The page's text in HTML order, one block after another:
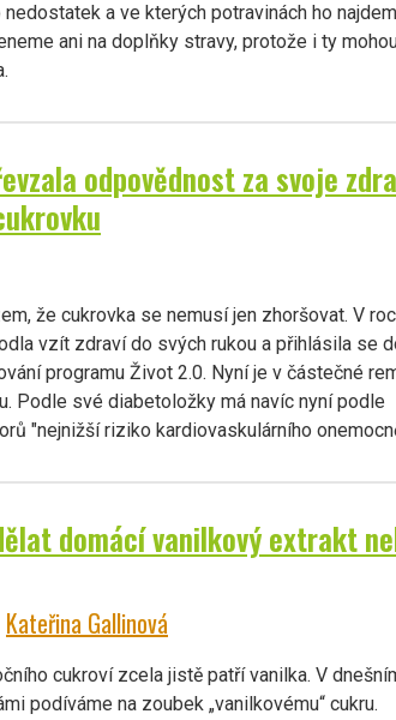
nedostatek a ve kterých potravinách ho
ani na doplňky stravy, protože i ty
odpovědnost za svoje
že cukrovka se nemusí jen zhoršovat. V
vzít zdraví do svých rukou a přihlásila se
programu Život 2.0. Nyní je v částečné
Podle své diabetoložky má navíc nyní podle
"nejnižší riziko kardiovaskulárního
domácí vanilkový extrakt
Kateřina Gallinová
cukroví zcela jistě patří vanilka. V
podíváme na zoubek „vanilkovému“ cukru.